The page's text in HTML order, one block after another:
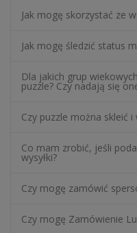
Jak mogę skorzystać ze
Jak mogę śledzić status
Dla jakich grup
puzzle? Czy nadają się
Czy puzzle można skleić
Co mam zrobić, jeśli
wysyłki?
Czy mogę zamówić
Czy mogę Zamówienie